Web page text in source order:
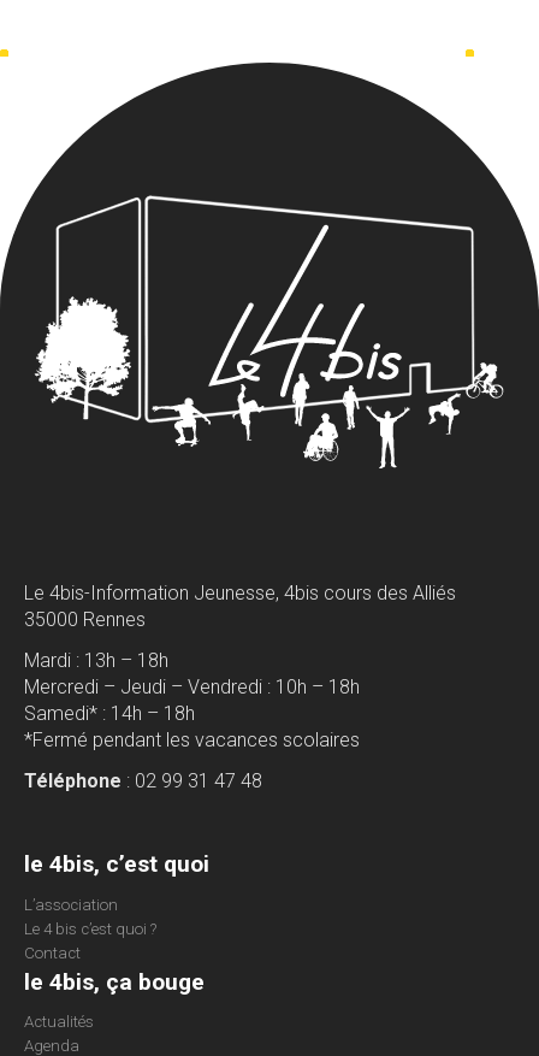
Le 4bis-Information Jeunesse, 4bis cours des Alliés
35000 Rennes
Mardi : 13h – 18h
Mercredi – Jeudi – Vendredi : 10h – 18h
Samedi* : 14h – 18h
*Fermé pendant les vacances scolaires
Téléphone : 02 99 31 47 48
le 4bis, c’est quoi
L’association
Le 4 bis c’est quoi ?
Contact
le 4bis, ça bouge
Actualités
Agenda